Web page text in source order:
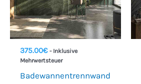
375.00€ - Inklusive
Mehrwertsteuer
Badewannentrennwand